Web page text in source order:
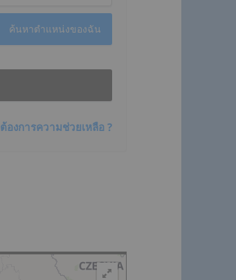
ค้นหาตำแหน่งของฉัน
ต้องการความช่วยเหลือ ?